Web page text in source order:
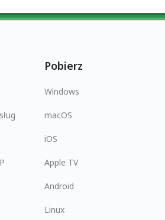
Pobierz
Windows
macOS
iOS
Apple TV
Android
Linux